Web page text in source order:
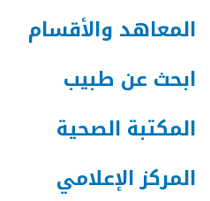
المعاهد والأقسام
ابحث عن طبيب
المكتبة الصحية
المركز الإعلامي